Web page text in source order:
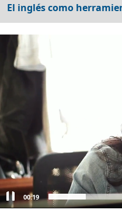
El inglés como
En un entorno
inglés influye
resultados. Sin
actual de sus equipos y
La mejora efectiva
permita detectar
de formación alineado
Un proceso estructurado
seguimiento de la
herramienta de trabajo
Reproductor
vídeo
00:19